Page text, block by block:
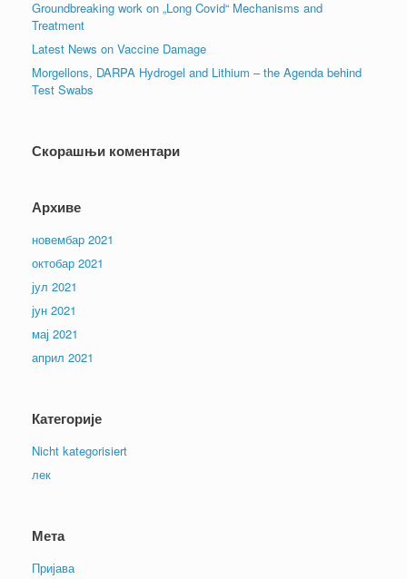
Groundbreaking work on „Long Covid“ Mechanisms and
Treatment
Latest News on Vaccine Damage
Morgellons, DARPA Hydrogel and Lithium – the Agenda behind
Test Swabs
Скорашњи коментари
Архиве
новембар 2021
октобар 2021
јул 2021
јун 2021
мај 2021
април 2021
Категорије
Nicht kategorisiert
лек
Мета
Пријава